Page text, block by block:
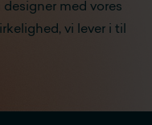
designer med vores
vi lever i til